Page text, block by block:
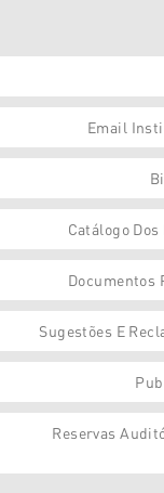
Email
Catálogo Dos
Documentos
Sugestões E
Reservas